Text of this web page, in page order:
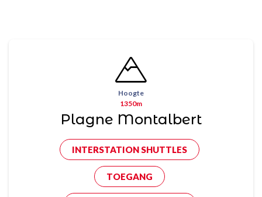
Hoogte
1350m
Plagne Montalbert
INTERSTATION SHUTTLES
TOEGANG